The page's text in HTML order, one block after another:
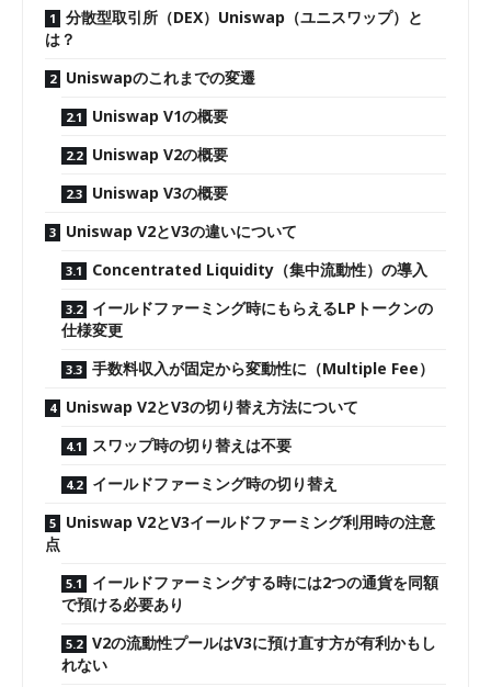
分散型取引所（DEX）Uniswap（ユニスワップ）と
は？
Uniswapのこれまでの変遷
Uniswap V1の概要
Uniswap V2の概要
Uniswap V3の概要
Uniswap V2とV3の違いについて
Concentrated Liquidity（集中流動性）の導入
イールドファーミング時にもらえるLPトークンの
仕様変更
手数料収入が固定から変動性に（Multiple Fee）
Uniswap V2とV3の切り替え方法について
スワップ時の切り替えは不要
イールドファーミング時の切り替え
Uniswap V2とV3イールドファーミング利用時の注意
点
イールドファーミングする時には2つの通貨を同額
で預ける必要あり
V2の流動性プールはV3に預け直す方が有利かもし
れない